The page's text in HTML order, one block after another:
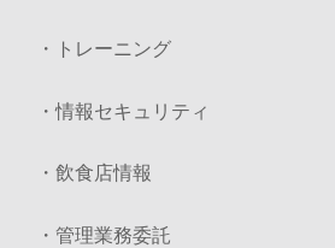
・トレーニング
・情報セキュリティ
・飲食店情報
・管理業務委託